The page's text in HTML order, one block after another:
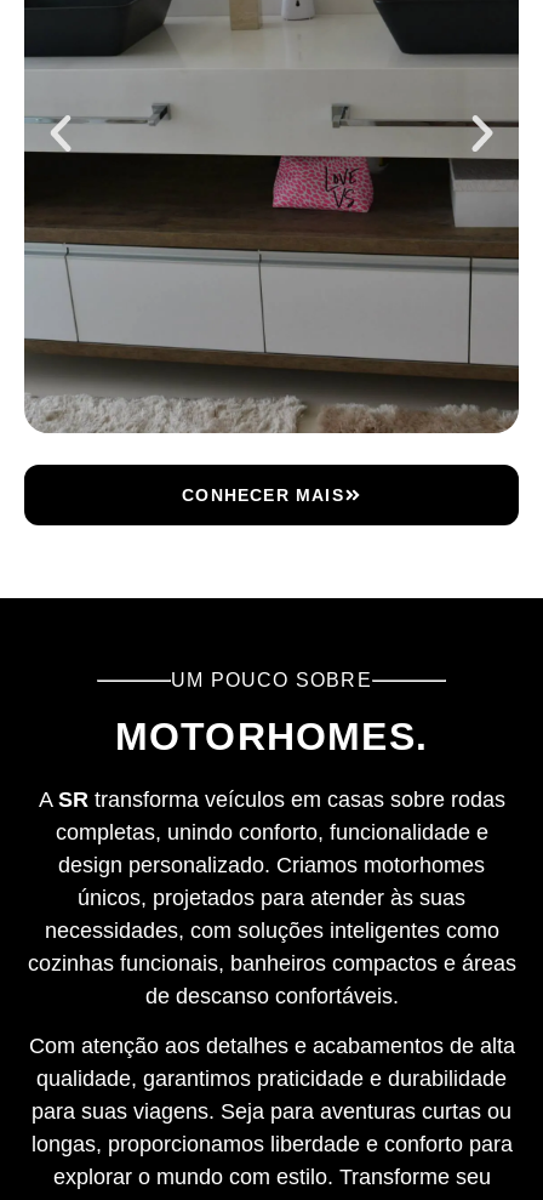
CONHECER MAIS
UM POUCO SOBRE
MOTORHOMES.
A SRtransforma veículos em casas sobre rodas
completas, unindo conforto, funcionalidade e
design personalizado. Criamos motorhomes
únicos, projetados para atender às suas
necessidades, com soluções inteligentes como
cozinhas funcionais, banheiros compactos e áreas
de descanso confortáveis.
Com atenção aos detalhes e acabamentos de alta
qualidade, garantimos praticidade e durabilidade
para suas viagens. Seja para aventuras curtas ou
longas, proporcionamos liberdade e conforto para
explorar o mundo com estilo. Transforme seu